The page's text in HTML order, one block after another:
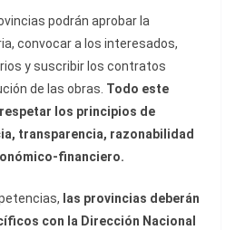
podrán aprobar la
convocar a los interesados,
y suscribir los contratos
de las obras. Todo este
los principios de
transparencia, razonabilidad
financiero.
las provincias deberán
con la Dirección Nacional